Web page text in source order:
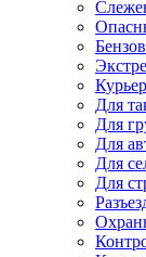
Для
Для
Для
Для
Для